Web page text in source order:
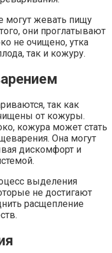
могут жевать пищу
они проглатывают
не очищено, утка
так и кожуру.
так как
от кожуры.
кожура может стать
Она могут
дискомфорт и
выделения
не достигают
расщепление